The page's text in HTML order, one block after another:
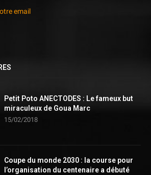
email
Petit Poto ANECTODES : Le fameux but
miraculeux de Goua Marc
15/02/2018
Coupe du monde 2030 : la course pour
l’organisation du centenaire a débuté